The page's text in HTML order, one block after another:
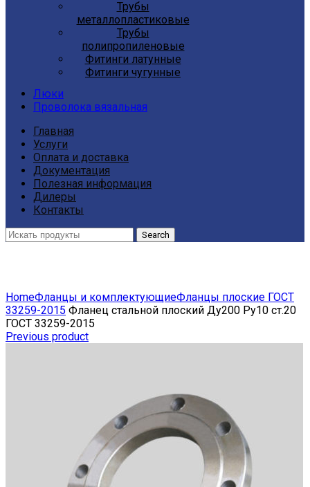
Трубы
металлопластиковые
Трубы
полипропиленовые
Фитинги латунные
Фитинги чугунные
Люки
Проволока вязальная
Главная
Услуги
Оплата и доставка
Документация
Полезная информация
Дилеры
Контакты
Search
HomeФланцы и комплектующиеФланцы плоские ГОСТ
33259-2015 Фланец стальной плоский Ду200 Ру10 ст.20
ГОСТ 33259-2015
Previous product